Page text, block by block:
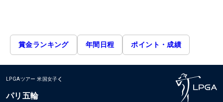
賞金ランキング 年間日程 ポイント・成績
LPGAツアー 米国女子
パリ五輪